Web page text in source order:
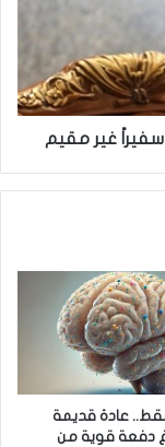
غير مقيم
فقط.. عادة قديمة
دفعة قوية من